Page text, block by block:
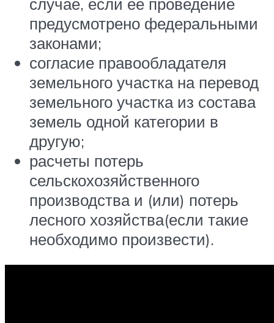
предусмотрено федеральными
законами;
согласие правообладателя
земельного участка на перевод
земельного участка из состава
земель одной категории в
другую;
расчеты потерь
сельскохозяйственного
производства и (или) потерь
лесного хозяйства(если такие
необходимо произвести).